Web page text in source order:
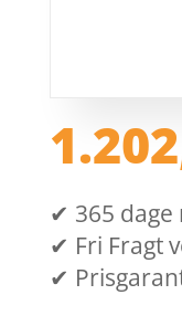
✔ 365
✔ Fri Fragt
✔